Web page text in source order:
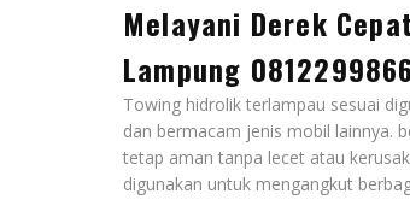
Melayani Derek
Lampung
Towing hidrolik terlampau sesuai
dan bermacam jenis mobil lainnya.
tetap aman tanpa lecet atau
digunakan untuk mengangkut